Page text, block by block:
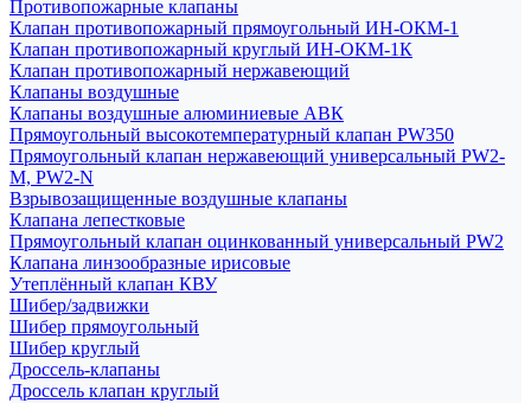
Противопожарные клапаны
Клапан противопожарный прямоугольный ИН-ОКМ-1
Клапан противопожарный круглый ИН-ОКМ-1К
Клапан противопожарный нержавеющий
Клапаны воздушные
Клапаны воздушные алюминиевые АВК
Прямоугольный высокотемпературный клапан PW350
Прямоугольный клапан нержавеющий универсальный PW2-
M, PW2-N
Взрывозащищенные воздушные клапаны
Клапана лепестковые
Прямоугольный клапан оцинкованный универсальный PW2
Клапана линзообразные ирисовые
Утеплённый клапан КВУ
Шибер/задвижки
Шибер прямоугольный
Шибер круглый
Дроссель-клапаны
Дроссель клапан круглый